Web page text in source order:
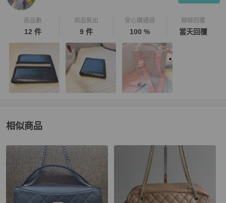
商品數
12 件
商品售出
9 件
安心購通過
100 %
聊聊回覆
當天回覆
相似商品
更多相似Chanel女包推薦精品